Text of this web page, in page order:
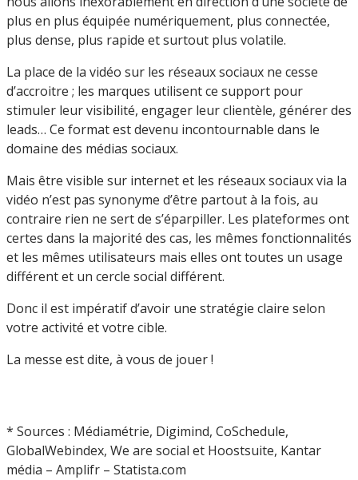
plus en plus équipée numériquement, plus connectée,
plus dense, plus rapide et surtout plus volatile.
La place de la vidéo sur les réseaux sociaux ne cesse
d’accroitre ; les marques utilisent ce support pour
stimuler leur visibilité, engager leur clientèle, générer des
leads… Ce format est devenu incontournable dans le
domaine des médias sociaux.
Mais être visible sur internet et les réseaux sociaux via la
vidéo n’est pas synonyme d’être partout à la fois, au
contraire rien ne sert de s’éparpiller. Les plateformes ont
certes dans la majorité des cas, les mêmes fonctionnalités
et les mêmes utilisateurs mais elles ont toutes un usage
différent et un cercle social différent.
Donc il est impératif d’avoir une stratégie claire selon
votre activité et votre cible.
La messe est dite, à vous de jouer !
* Sources : Médiamétrie, Digimind, CoSchedule,
GlobalWebindex, We are social et Hoostsuite, Kantar
média – Amplifr – Statista.com